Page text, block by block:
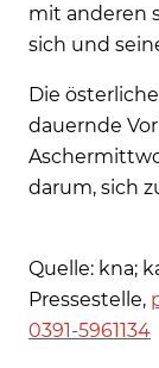
mit anderen
sich und
Die
dauernde
darum, sich
Quelle: kna;
Pressestelle,
0391-5961134